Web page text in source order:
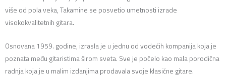
više od pola veka, Takamine se posvetio umetnosti izrade
visokokvalitetnih gitara.
Osnovana 1959. godine, izrasla je u jednu od vodećih kompanija koja je
poznata među gitaristima širom sveta. Sve je počelo kao mala porodična
radnja koja je u malim izdanjima prodavala svoje klasične gitare.